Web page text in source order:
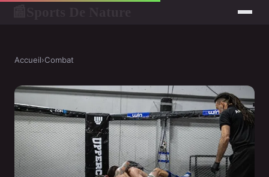
Accueil›Combat